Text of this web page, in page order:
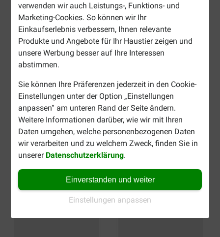
verwenden wir auch Leistungs-, Funktions- und
Marketing-Cookies. So können wir Ihr
Einkaufserlebnis verbessern, Ihnen relevante
Produkte und Angebote für Ihr Haustier zeigen und
unsere Werbung besser auf Ihre Interessen
abstimmen.
Sie können Ihre Präferenzen jederzeit in den Cookie-
Einstellungen unter der Option „Einstellungen
anpassen“ am unteren Rand der Seite ändern.
Weitere Informationen darüber, wie wir mit Ihren
Daten umgehen, welche personenbezogenen Daten
wir verarbeiten und zu welchem Zweck, finden Sie in
unserer Datenschutzerklärung.
Einverstanden und weiter
Einstellungen anpassen